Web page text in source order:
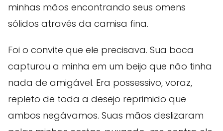
minhas mãos encontrando seus omens
sólidos através da camisa fina.
Foi o convite que ele precisava. Sua boca
capturou a minha em um beijo que não tinha
nada de amigável. Era possessivo, voraz,
repleto de toda a desejo reprimido que
ambos negávamos. Suas mãos deslizaram